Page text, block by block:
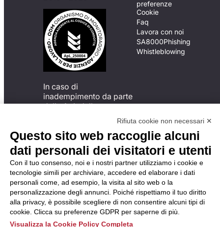
In caso di
inadempimento da parte
della ApL delle
del Codice di Condotta, è
possibile presentare un
reclamo
all’Organismo di
Monitoraggio utilizzando
una delle modalità
descritte al seguente
indirizzo web
https://odm-
agenzielavoro.it/reclami/.
preferenze
Cookie
Faq
Lavora con noi
SA8000Phishing
Whistleblowing
Rifiuta cookie non necessari ✕
Questo sito web raccoglie alcuni
dati personali dei visitatori e utenti
Con il tuo consenso, noi e i nostri partner utilizziamo i cookie e
tecnologie simili per archiviare, accedere ed elaborare i dati
personali come, ad esempio, la visita al sito web o la
personalizzazione degli annunci. Poiché rispettiamo il tuo diritto
alla privacy, è possibile scegliere di non consentire alcuni tipi di
cookie. Clicca su preferenze GDPR per saperne di più.
Visualizza la Cookie Policy Completa